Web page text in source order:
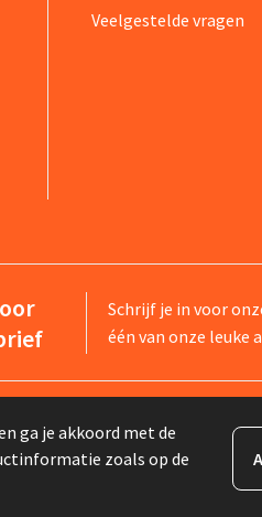
Veelgestelde vragen
Schrijf je in voor
één van onze leuke
2025
ga je akkoord met de
zoals op de